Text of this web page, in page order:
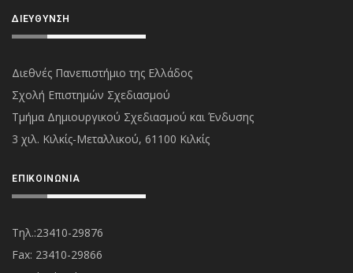
ΔΙΕΎΘΥΝΣΗ
Διεθνές Πανεπιστήμιο της Ελλάδος
Σχολή Επιστημών Σχεδιασμού
Τμήμα Δημιουργικού Σχεδιασμού και Ένδυσης
3 χιλ. Κιλκίς-Μεταλλικού, 61100 Κιλκίς
ΕΠΙΚΟΙΝΩΝΊΑ
Τηλ.:23410-29876
Fax: 23410-29866